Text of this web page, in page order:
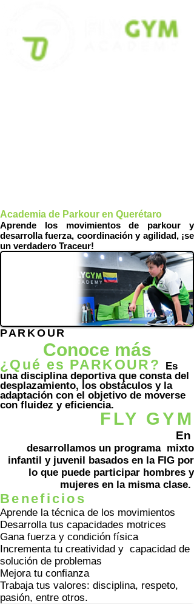
Academia de Parkour en Querétaro
Aprende los movimientos de parkour y
desarrolla fuerza, coordinación y agilidad, ¡se
un verdadero Traceur!
PARKOUR
Conoce más
¿Qué es PARKOUR?
Es
una disciplina deportiva que consta del
desplazamiento, los obstáculos y la
adaptación con el objetivo de moverse
con fluidez y eficiencia.
FLY GYM
En
desarrollamos un programa mixto
infantil y juvenil basados en la FIG por
lo que puede participar hombres y
mujeres en la misma clase.
Beneficios
Aprende la técnica de los movimientos
Desarrolla tus capacidades motrices
Gana fuerza y condición física
Incrementa tu creatividad y capacidad de
solución de problemas
Mejora tu confianza
Trabaja tus valores: disciplina, respeto,
pasión, entre otros.